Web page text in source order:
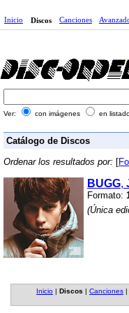
Inicio Discos Canciones
Ver: con imágenes en
Catálogo de Discos
Ordenar los resultados por: [
BUGG,
Formato:
(Única
Inicio | Discos | Canciones |